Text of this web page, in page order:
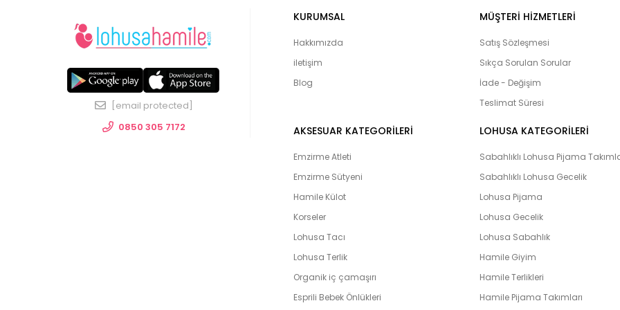
Onur, Free Angel, Çağrı,lohusa çarşı
adayları’nın yanı sıra
çıkış setlerini yaptıran ve
bulunmaktadır. Lohusahamile
hamile olarak en hızlı bir şekilde
unutmayın. Unutmayalım ki
[email protected]
0850 305 7172
KURUMSAL
Hakkımızda
iletişim
Blog
MÜŞTERI HIZMETLERI
Satış Sözleşmesi
Sıkça Sorulan Sorular
İade - Değişim
Teslimat Süresi
AKSESUAR KATEGORİLERİ
Emzirme Atleti
Emzirme Sütyeni
Hamile Külot
Korseler
Lohusa Tacı
Lohusa Terlik
Organik iç çamaşırı
Esprili Bebek Önlükleri
LOHUSA KATEGORİLERİ
Sabahlıklı Lohusa Pijama
Sabahlıklı Lohusa Gecelik
Lohusa Pijama
Lohusa Gecelik
Lohusa Sabahlık
Hamile Giyim
Hamile Terlikleri
Hamile Pijama Takımları